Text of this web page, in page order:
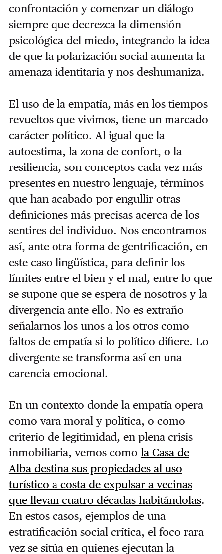
confrontación y comenzar un diálogo
siempre que decrezca la dimensión
psicológica del miedo, integrando la idea
de que la polarización social aumenta la
amenaza identitaria y nos deshumaniza.
El uso de la empatía, más en los tiempos
revueltos que vivimos, tiene un marcado
carácter político. Al igual que la
autoestima, la zona de confort, o la
resiliencia, son conceptos cada vez más
presentes en nuestro lenguaje, términos
que han acabado por engullir otras
definiciones más precisas acerca de los
sentires del individuo. Nos encontramos
así, ante otra forma de gentrificación, en
este caso lingüística, para definir los
límites entre el bien y el mal, entre lo que
se supone que se espera de nosotros y la
divergencia ante ello. No es extraño
señalarnos los unos a los otros como
faltos de empatía si lo político difiere. Lo
divergente se transforma así en una
carencia emocional.
En un contexto donde la empatía opera
como vara moral y política, o como
criterio de legitimidad, en plena crisis
inmobiliaria, vemos como la Casa de
Alba destina sus propiedades al uso
turístico a costa de expulsar a vecinas
que llevan cuatro décadas habitándolas.
En estos casos, ejemplos de una
estratificación social crítica, el foco rara
vez se sitúa en quienes ejecutan la